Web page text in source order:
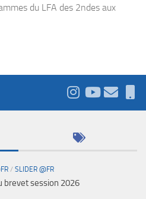
du LFA des 2ndes aux
/ SLIDER @FR
brevet session 2026